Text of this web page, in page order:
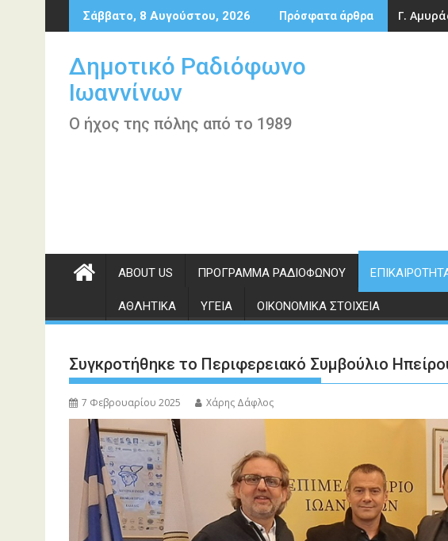
Περάστε
στο
Σάββατο, 8 Αυγούστου, 2026 Πρόσφατα άρθρα Γ.
Δημοτικό Ραδιόφωνο
Ιωαννίνων
Ο ήχος της πόλης από το 1989
ABOUT US ΠΡΌΓΡΑΜΜΑ ΡΑΔΙΟΦΏΝΟΥ
ΑΘΛΗΤΙΚΆ ΥΓΕΊΑ ΟΙΚΟΝΟΜΙΚΆ ΣΤΟΙΧΕΊΑ
Συγκροτήθηκε το Περιφερειακό Συμβούλιο
7 Φεβρουαρίου 2025 Χάρης Δάφλος